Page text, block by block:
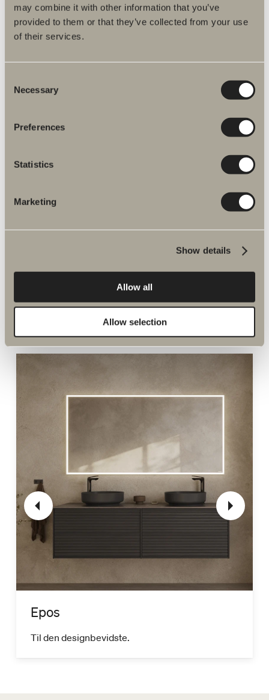
may combine it with other information that you’ve
provided to them or that they’ve collected from your use
of their services.
Selection
Necessary
Preferences
Statistics
Marketing
Show details
Allow all
Allow selection
325/650 mm
Nyheder til
badeværelset
Epos
Til den designbevidste.